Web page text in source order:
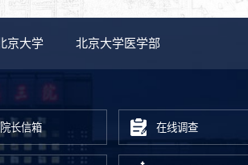
京大学 北京大学医学部
院长信箱 在线调查